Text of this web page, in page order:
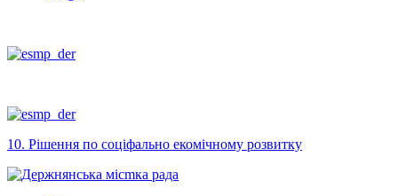
10. Рішення по соціфально екомічному розвитку